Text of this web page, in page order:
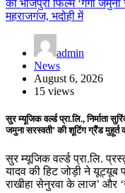
admin
News
August 6, 2026
15 views
सुर म्यूजिक वर्ल्ड प्रा.लि., निर्माता
जमुना सरस्वती’ की शूटिंग ग्रैंड
सुर म्यूजिक वर्ल्ड प्रा.लि.
यादव की हिट जोड़ी ने यूट्यूब
राखीहा सेनुरवा के लाज’ और